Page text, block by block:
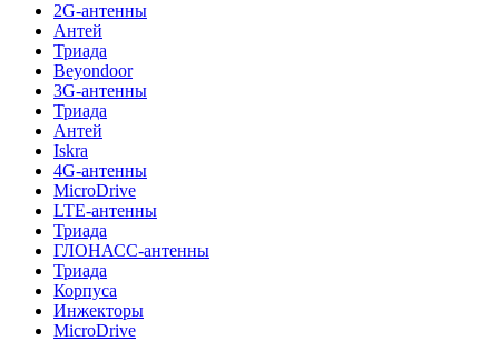
2G-антенны
Антей
Триада
Beyondoor
3G-антенны
Триада
Антей
Iskra
4G-антенны
MicroDrive
LTE-антенны
Триада
ГЛОНАСС-антенны
Триада
Корпуса
Инжекторы
MicroDrive